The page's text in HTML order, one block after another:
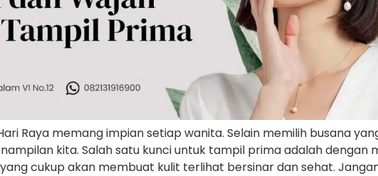
Raya memang impian setiap wanita. Selain memilih busana
kita. Salah satu kunci untuk tampil prima adalah dengan
cukup akan membuat kulit terlihat bersinar dan sehat.